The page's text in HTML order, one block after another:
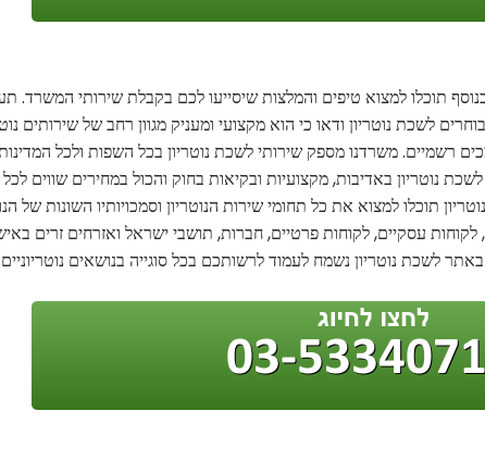
תוכלו למצוא טיפים והמלצות שיסייעו לכם בקבלת שירותי המשרד.
לשכת נוטריון ודאו כי הוא מקצועי ומעניק מגוון רחב של שירותים
רשמיים. משרדנו מספק שירותי לשכת נוטריון בכל השפות ולכל
נוטריון באדיבות, מקצועיות ובקיאות בחוק והכול במחירים שווים
תוכלו למצוא את כל תחומי שירות הנוטריון וסמכויותיו השונות של
לקוחות עסקיים, לקוחות פרטיים, חברות, תושבי ישראל ואזרחים זרים
לשכת נוטריון נשמח לעמוד לרשותכם בכל סוגייה בנושאים